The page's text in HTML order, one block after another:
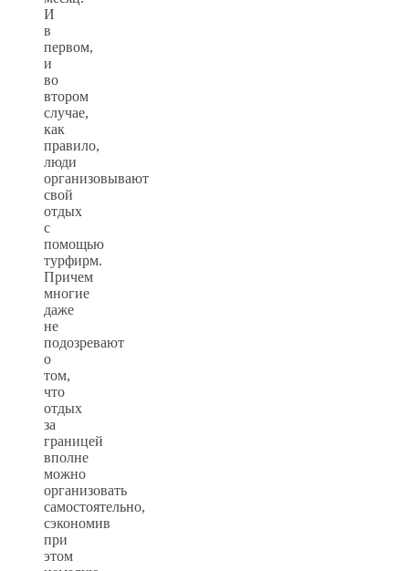
И
в
первом,
и
во
втором
случае,
как
правило,
люди
организовывают
свой
отдых
с
помощью
турфирм.
Причем
многие
даже
не
подозревают
о
том,
что
отдых
за
границей
вполне
можно
организовать
самостоятельно,
сэкономив
при
этом